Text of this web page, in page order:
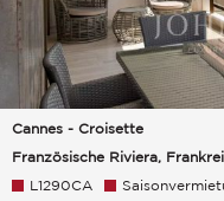
Cannes - Croisette
Französische Riviera,
L1290CA